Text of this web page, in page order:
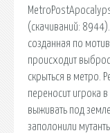
(cкачиваний:
созданная по
происходит
скрыться в метро.
переносит игрока
выживать под
заполонили